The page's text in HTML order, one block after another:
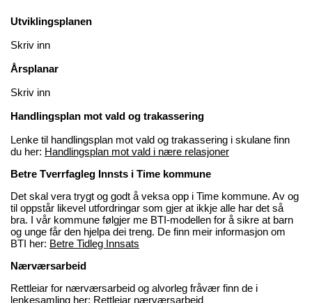
Utviklingsplanen
Skriv inn
Årsplanar
Skriv inn
Handlingsplan mot vald og trakassering
Lenke til handlingsplan mot vald og trakassering i skulane finn
du her: Handlingsplan mot vald i nære relasjoner
Betre Tverrfagleg Innsts i Time kommune
Det skal vera trygt og godt å veksa opp i Time kommune. Av og
til oppstår likevel utfordringar som gjer at ikkje alle har det så
bra. I vår kommune følgjer me BTI-modellen for å sikre at barn
og unge får den hjelpa dei treng. De finn meir informasjon om
BTI her: Betre Tidleg Innsats
Nærværsarbeid
Rettleiar for nærværsarbeid og alvorleg fråvær finn de i
lenkesamling her: Rettleiar nærværsarbeid